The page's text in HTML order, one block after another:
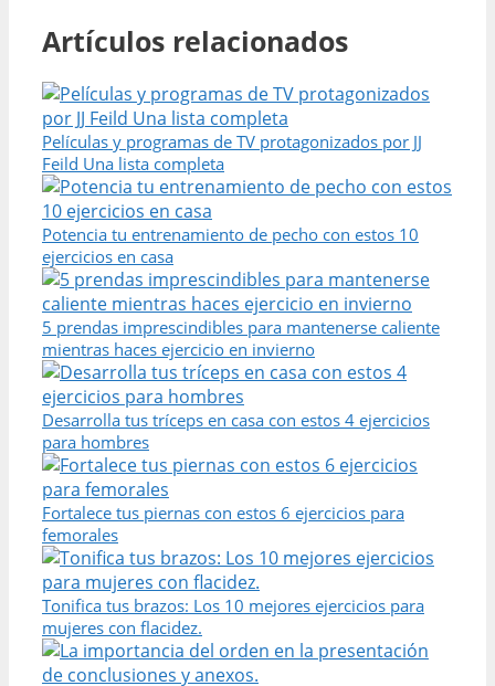
Artículos relacionados
Películas y programas de TV protagonizados por JJ
Feild Una lista completa
Potencia tu entrenamiento de pecho con estos 10
ejercicios en casa
5 prendas imprescindibles para mantenerse caliente
mientras haces ejercicio en invierno
Desarrolla tus tríceps en casa con estos 4 ejercicios
para hombres
Fortalece tus piernas con estos 6 ejercicios para
femorales
Tonifica tus brazos: Los 10 mejores ejercicios para
mujeres con flacidez.